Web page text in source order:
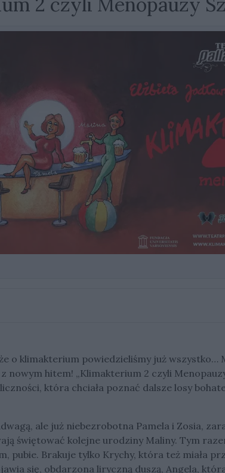
o klimakterium powiedzieliśmy już wszystko…
nowym hitem! „Klimakterium 2 czyli Menopauzy
która chciała poznać dalsze losy
ale już niebezrobotna Pamela i Zosia,
świętować kolejne urodziny Maliny. Tym
pubie. Brakuje tylko Krychy, która też miała
się, obdarzona liryczną duszą, Angela,